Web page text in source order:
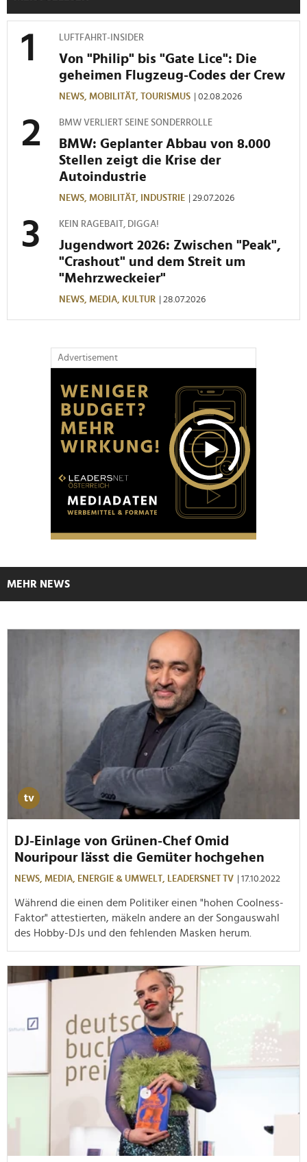
LUFTFAHRT-INSIDER
Von "Philip" bis "Gate Lice": Die
geheimen Flugzeug-Codes der Crew
NEWS, MOBILITÄT, TOURISMUS | 02.08.2026
BMW VERLIERT SEINE SONDERROLLE
BMW: Geplanter Abbau von 8.000
Stellen zeigt die Krise der
Autoindustrie
NEWS, MOBILITÄT, INDUSTRIE | 29.07.2026
KEIN RAGEBAIT, DIGGA!
Jugendwort 2026: Zwischen "Peak",
"Crashout" und dem Streit um
"Mehrzweckeier"
NEWS, MEDIA, KULTUR | 28.07.2026
Advertisement
MEHR NEWS
DJ-Einlage von Grünen-Chef Omid
Nouripour lässt die Gemüter hochgehen
NEWS, MEDIA, ENERGIE & UMWELT, LEADERSNET TV | 17.10.2022
Während die einen dem Politiker einen "hohen Coolness-
Faktor" attestierten, mäkeln andere an der Songauswahl
des Hobby-DJs und den fehlenden Masken herum.